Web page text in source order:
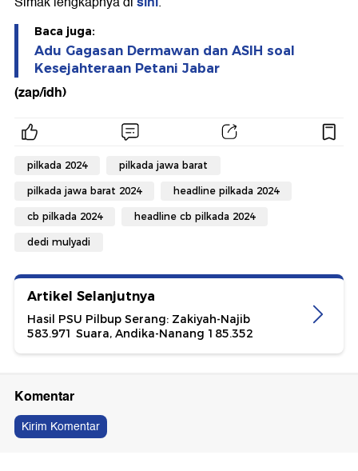
Baca juga:
Adu Gagasan Dermawan dan ASIH soal
Kesejahteraan Petani Jabar
(zap/idh)
pilkada 2024 pilkada jawa barat
pilkada jawa barat 2024 headline pilkada 2024
cb pilkada 2024 headline cb pilkada 2024
dedi mulyadi
Artikel Selanjutnya
Hasil PSU Pilbup Serang: Zakiyah-Najib
583.971 Suara, Andika-Nanang 185.352
Berita Terpopuler